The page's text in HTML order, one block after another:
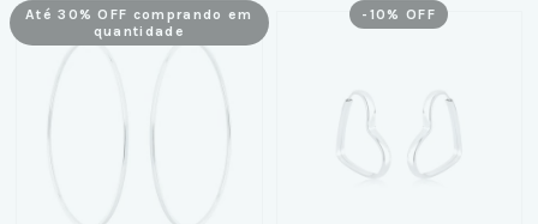
Até 30% OFF comprando em
quantidade
- 10 % OFF